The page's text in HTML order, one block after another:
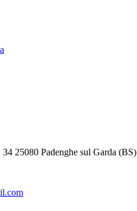
25080 Padenghe sul Garda (BS)